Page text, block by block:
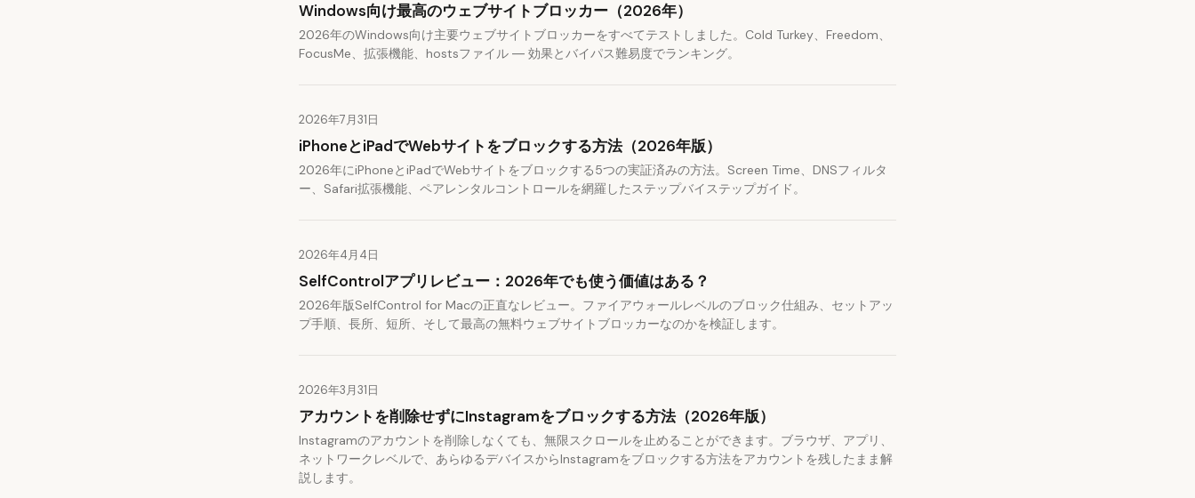
Windows向け最高のウェブサイトブロッカー（2026年）
2026年のWindows向け主要ウェブサイトブロッカーをすべてテストしました。Cold Turkey、Freedom、
FocusMe、拡張機能、hostsファイル ― 効果とバイパス難易度でランキング。
2026年7月31日
iPhoneとiPadでWebサイトをブロックする方法（2026年版）
2026年にiPhoneとiPadでWebサイトをブロックする5つの実証済みの方法。Screen Time、DNSフィルタ
ー、Safari拡張機能、ペアレンタルコントロールを網羅したステップバイステップガイド。
2026年4月4日
SelfControlアプリレビュー：2026年でも使う価値はある？
2026年版SelfControl for Macの正直なレビュー。ファイアウォールレベルのブロック仕組み、セットアッ
プ手順、長所、短所、そして最高の無料ウェブサイトブロッカーなのかを検証します。
2026年3月31日
アカウントを削除せずにInstagramをブロックする方法（2026年版）
Instagramのアカウントを削除しなくても、無限スクロールを止めることができます。ブラウザ、アプリ、
ネットワークレベルで、あらゆるデバイスからInstagramをブロックする方法をアカウントを残したまま解
説します。